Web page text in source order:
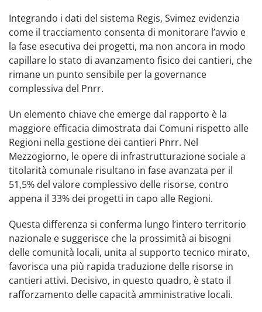
Integrando i dati del sistema Regis, Svimez evidenzia
come il tracciamento consenta di monitorare l’avvio e
la fase esecutiva dei progetti, ma non ancora in modo
capillare lo stato di avanzamento fisico dei cantieri, che
rimane un punto sensibile per la governance
complessiva del Pnrr.
Un elemento chiave che emerge dal rapporto è la
maggiore efficacia dimostrata dai Comuni rispetto alle
Regioni nella gestione dei cantieri Pnrr. Nel
Mezzogiorno, le opere di infrastrutturazione sociale a
titolarità comunale risultano in fase avanzata per il
51,5% del valore complessivo delle risorse, contro
appena il 33% dei progetti in capo alle Regioni.
Questa differenza si conferma lungo l’intero territorio
nazionale e suggerisce che la prossimità ai bisogni
delle comunità locali, unita al supporto tecnico mirato,
favorisca una più rapida traduzione delle risorse in
cantieri attivi. Decisivo, in questo quadro, è stato il
rafforzamento delle capacità amministrative locali.